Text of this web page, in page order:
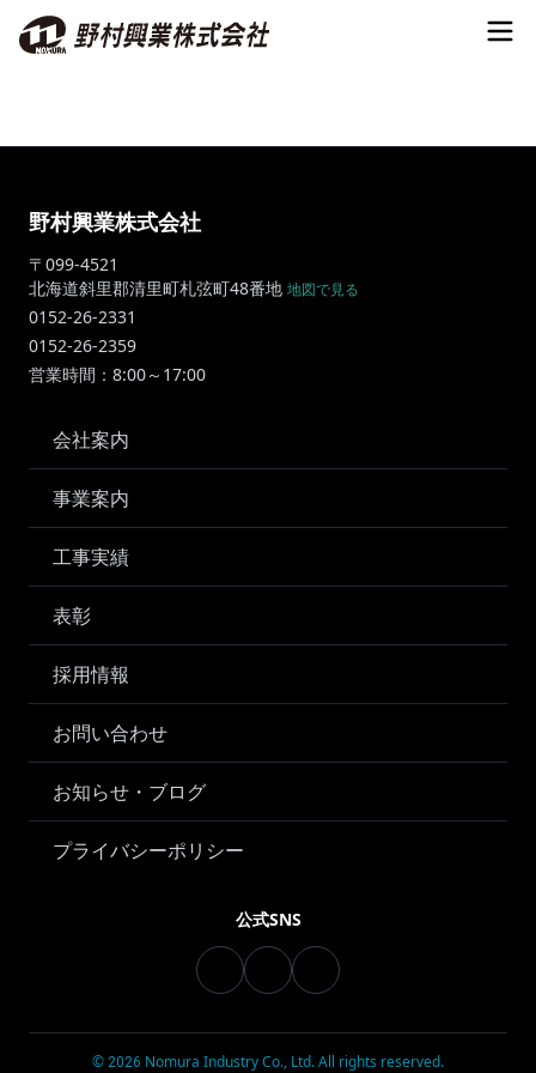
野村興業株式会社
〒099-4521
北海道斜里郡清里町札弦町48番地 地図で見る
0152-26-2331
0152-26-2359
営業時間：8:00～17:00
会社案内
事業案内
工事実績
表彰
採用情報
お問い合わせ
お知らせ・ブログ
プライバシーポリシー
公式SNS
InstagramFacebookYouTube
© 2026 Nomura Industry Co., Ltd. All rights reserved.